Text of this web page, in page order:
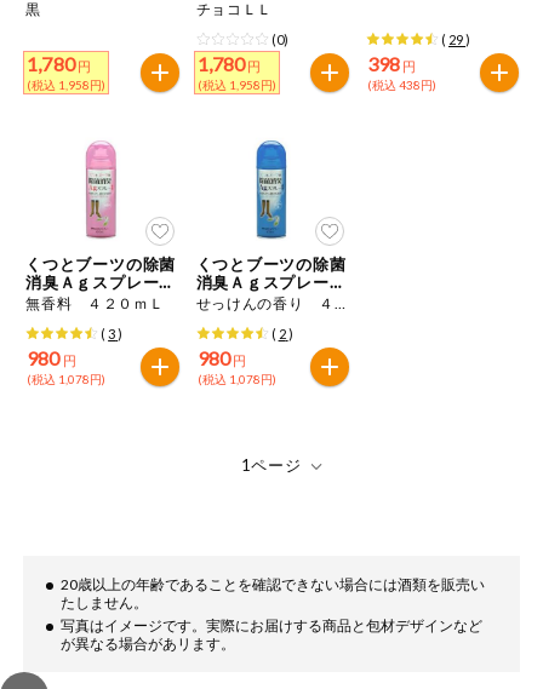
ミールキット
組合員さんの
リクエスト
よりすぐり
オーガニック
アレルゲン対
応
エシカル
黒
1,780 円
(税込 1,958円)
チョコＬＬ
(0)
1,780 円
(税込 1,958円)
( 29)
398 円
(税込 438円)
くつとブーツの除菌
消臭Ａｇスプレー徳
用
無香料 ４２０ｍＬ
(3)
980 円
(税込 1,078円)
くつとブーツの除菌
消臭Ａｇスプレー徳
用
せっけんの香り ４２０ｍＬ
( 2)
980 円
(税込 1,078円)
20歳以上の年齢であることを確認できない場合には酒類を販売い
たしません。
写真はイメージです。実際にお届けする商品と包材デザインなど
が異なる場合があリます。